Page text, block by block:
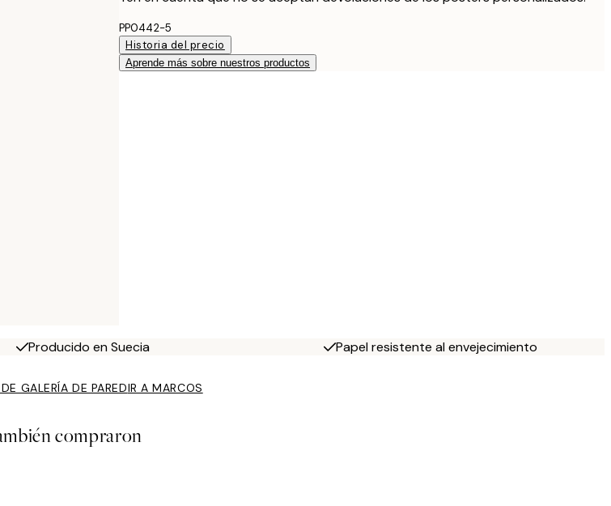
PP0442-5
Historia del precio
Aprende más sobre nuestros productos
Producido en Suecia Papel resistente al envejecimiento
GALERÍA DE PAREDIR A MARCOS
compraron